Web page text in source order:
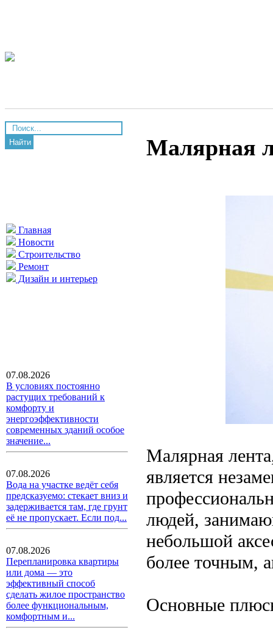
Найти
Главная
Новости
Строительство
Ремонт
Дизайн и интерьер
07.08.2026
В условиях постоянно
растущих требований к
комфорту и
энергоэффективности
современных зданий особое
значение...
07.08.2026
Вода на участке ведёт себя
предсказуемо: стекает вниз и
задерживается там, где грунт
её не пропускает. Если под...
07.08.2026
Перепланировка квартиры
или дома — это
эффективный способ
сделать жилое пространство
более функциональным,
комфортным и...
Малярная
Малярная
является
людей,
небольшой
более точным,
Основные